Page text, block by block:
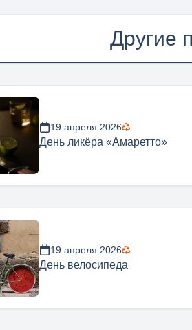
Другие
19 апреля 2026
День ликёра «Амаретто»
19 апреля 2026
День велосипеда